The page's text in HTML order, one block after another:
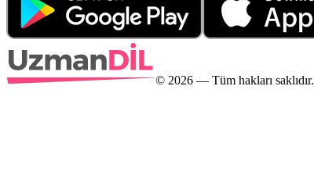
© 2026 — Tüm hakları saklıdır.